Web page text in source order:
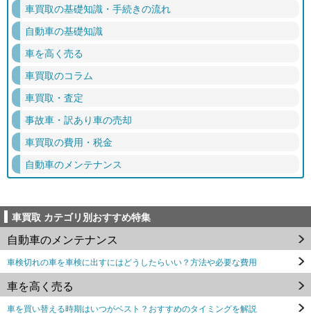
車買取の基礎知識・手続きの流れ
自動車の基礎知識
車を高く売る
車買取のコラム
車買取・査定
事故車・訳あり車の売却
車買取の費用・税金
自動車のメンテナンス
車買取 カテゴリ別おすすめ特集
自動車のメンテナンス
車検切れの車を車検に出すにはどうしたらいい？方法や必要な費用
車を高く売る
車を買い替える時期はいつがベスト？おすすめのタイミングを解説